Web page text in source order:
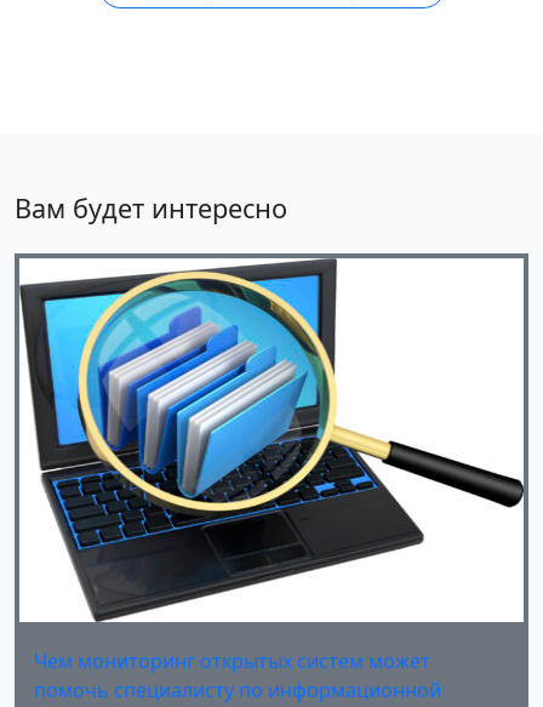
Вам будет интересно
Чем мониторинг открытых систем может
помочь специалисту по информационной